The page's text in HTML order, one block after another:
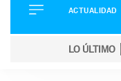
CONDUCIR
ACTUALIDAD
LO ÚLTIMO